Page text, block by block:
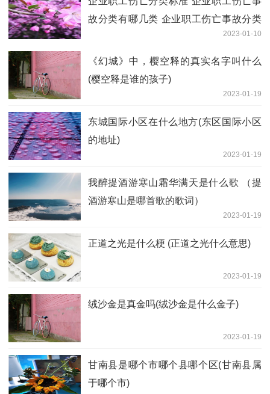
故分类有哪几类 企业职工伤亡事故分类
2023-01-10
《幻城》中，樱空释的真实名字叫什么
(樱空释是谁的孩子)
2023-01-19
东城国际小区在什么地方(东区国际小区
的地址)
2023-01-19
我醉提酒游寒山霜华满天是什么歌 （提
酒游寒山是哪首歌的歌词）
2023-01-19
正道之光是什么梗 (正道之光什么意思)
2023-01-19
绒沙金是真金吗(绒沙金是什么金子)
2023-01-19
甘南县是哪个市哪个县哪个区(甘南县属
于哪个市)